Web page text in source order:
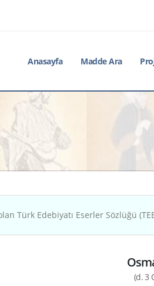
Anasayfa Madde Ara
Türk Edebiyatı Eserler Sözlüğü
(d. 3